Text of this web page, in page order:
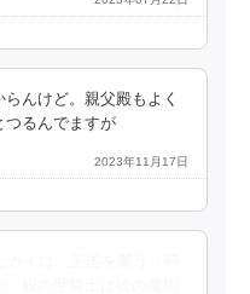
んけど。親父殿もよく
つるんでますが
2023年11月17日